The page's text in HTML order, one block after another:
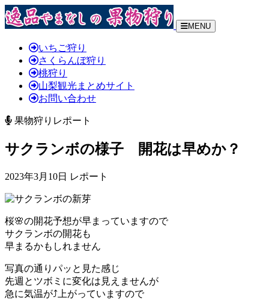
MENU
いちご狩り
さくらんぼ狩り
桃狩り
山梨観光まとめサイト
お問い合わせ
果物狩りレポート
サクランボの様子 開花は早めか？
2023年3月10日 レポート
桜🌸の開花予想が早まっていますので
サクランボの開花も
早まるかもしれません
写真の通りパッと見た感じ
先週とツボミに変化は見えませんが
急に気温が⤴上がっていますので